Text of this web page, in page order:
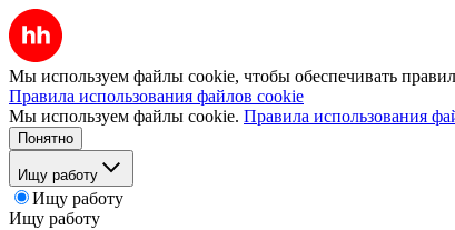
Мы используем файлы cookie, чтобы обеспечивать
Правила использования файлов cookie
Мы используем файлы cookie. Правила использования
Понятно
Ищу работу
Ищу работу
Ищу работу